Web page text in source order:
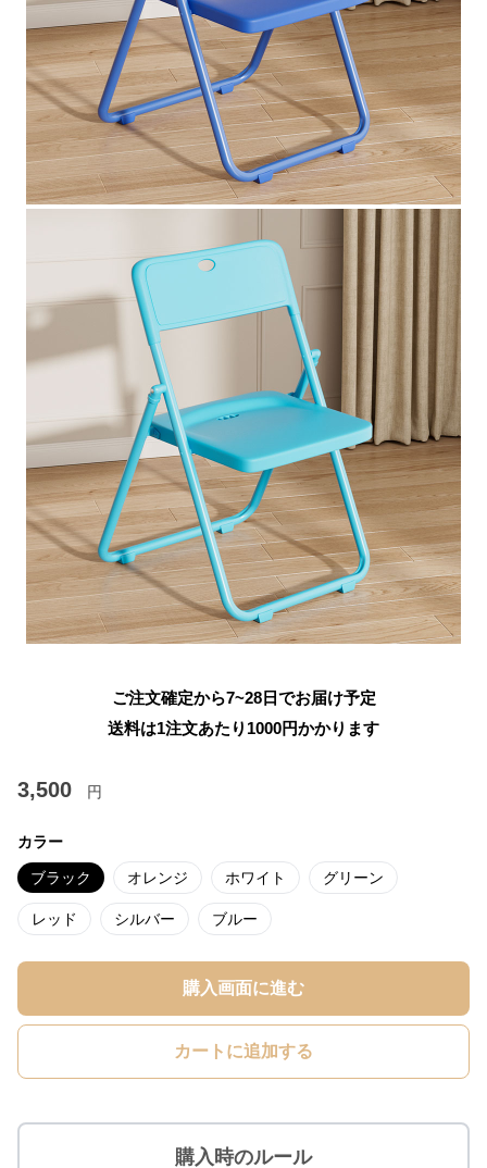
ご注文確定から7~28日でお届け予定
送料は1注文あたり 1000円かかります
3,500 円
カラー
ブラック オレンジ ホワイト グリーン
レッド シルバー ブルー
購入画面に進む
カートに追加する
購入時のルール